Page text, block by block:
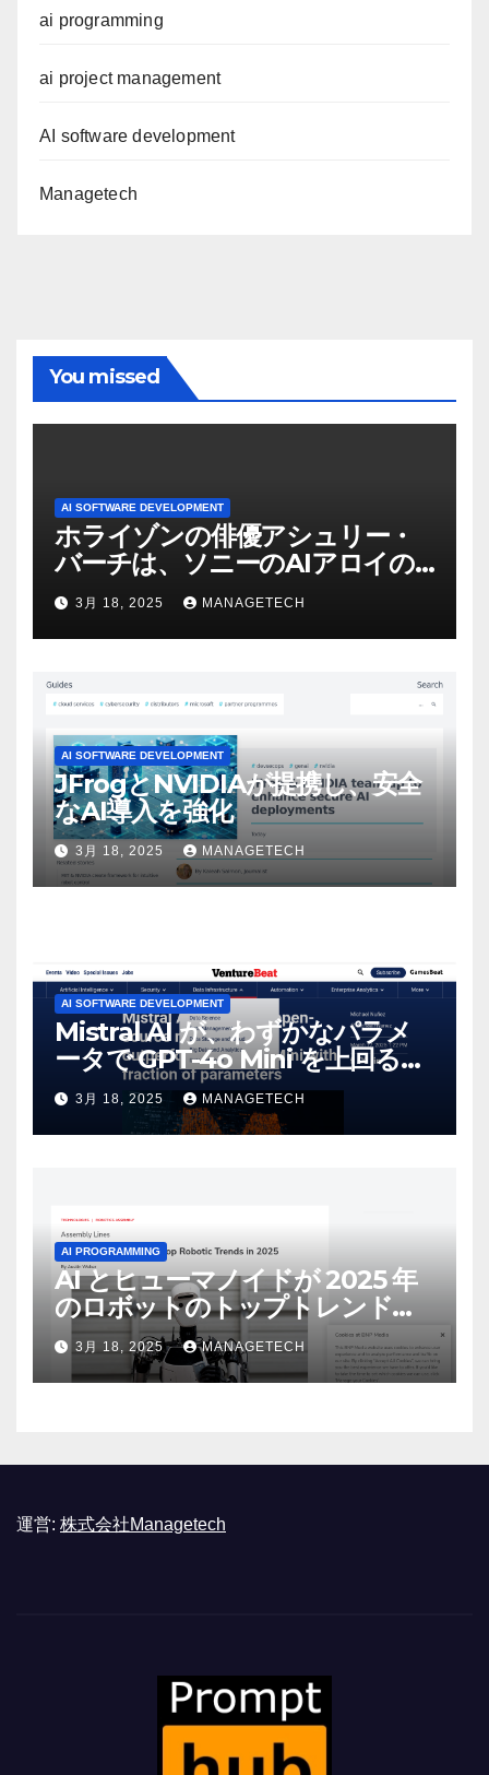
ai programming
ai project management
AI software development
Managetech
You missed
AI SOFTWARE DEVELOPMENT
ホライゾンの俳優アシュリー・
バーチは、ソニーのAIアロイの
ビデオを見て「ゲームパフォー
マンスという芸術形式に不安を
感じた」と語る – IGN
3月 18, 2025 MANAGETECH
AI SOFTWARE DEVELOPMENT
JFrogとNVIDIAが提携し、安全
なAI導入を強化
3月 18, 2025 MANAGETECH
AI SOFTWARE DEVELOPMENT
Mistral AI が、わずかなパラメ
ータで GPT-4o Mini を上回る新
しいオープンソース モデルをリ
リース | VentureBeat
3月 18, 2025 MANAGETECH
AI PROGRAMMING
AI とヒューマノイドが 2025 年
のロボットのトップトレンドに |
ASSEMBLY
3月 18, 2025 MANAGETECH
運営: 株式会社Managetech